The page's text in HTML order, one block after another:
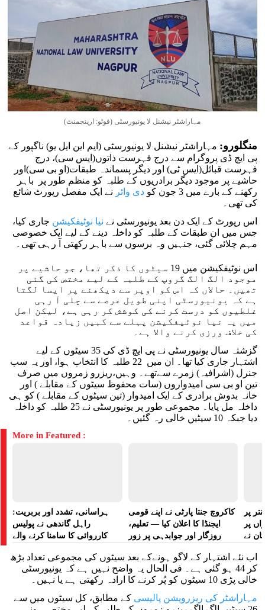
مہاراشٹر نیشنل لا یونیورسٹی (فوٹو: ارینجمنٹ)
منگلورو: مہاراشٹر نیشنل لا یونیورسٹی (ایم این ایل یو) ناگپور کے
پی ایچ ڈی پروگرام سے درج فہرست ذاتوں(ایس سی)، درج
فہرست قبائل(ایس ٹی) اور دیگر پسماندہ طبقات(او بی سی)اور
حاشیے پر موجود دیگر برادریوں کے طلبہ کو منظم طور پر باہر
رکھنے کے بارے میں 3 جون کو
دی وائر نے ایک مفصل رپورٹ شائع
کی تھی۔
اس رپورٹ کے ایک دن بعد یونیورسٹی نے نیا نوٹیفکیشن جاری کیا،
جس میں ان طبقات کے طلبہ کو داخلہ دینے کے لیے ایک خصوصی
مہم چلائی گئی، جنہیں وہ برسوں سے باہر رکھتی آ رہی تھی۔
اس نوٹیفکیشن میں 19 سیٹوں کا ذکر تھا، جو حاشیے پر
موجود الگ الگ گروپ کے طلبہ کے لیے مختص کی گئی
تھیں۔ حالاں کہ اس کو اوپر سے دیکھنے پر ایسا لگتا
ہے کہ یونیورسٹی اپنی طویل عرصے سے چلی آ رہی
غلطیوں کو درست کرنے کی کوشش کر رہی ہے، لیکن اصل
میں یہ نیا نوٹیفکیشن پہلے سے کہیں زیادہ قواعد
کی خلاف ورزی کرنے والا ہے۔
گزشتہ سال یونیورسٹی نے پی ایچ ڈی کی 35 سیٹوں کے لیے
اشتہار جاری کیا تھا۔ ان میں 22 طلبہ کا انتخاب ہوا، اور یہ سب
جنرل (اشرافیہ) زمرے سےتھے۔ وہیں،ریزرو زمروں میں صرف
تین او بی سی امیدواروں (سات محفوظ سیٹوں کے مقابلے ) اور
خانہ بدوش برادری کے ایک امیدوار (تین سیٹوں کے مقابلے ) کو ہی
داخلہ مل پایا۔ مجموعی طور پر یونیورسٹی نے 25 طلبہ کو داخلہ
دیا جبکہ 10 سیٹیں خالی رہ گئیں۔
More in Featured :
ہراسانی، تشدد اور بربریت:
راہل گاندھی نے پولیس
کارروائی کا سامنا کرنے والے
کاکروچ جنتا پارٹی نے اپنے قومی
ایجنڈا کا اعلان کیا — تعلیم،
روزگار اور جوابدہی پر زور
پر
پر
نے
اب نئے اشتہار کے لاگو ہونےکے بعد سیٹوں کی مجموعی تعداد بڑھ
کر 44 ہو گئی ہے۔ فی الحال یہ واضح نہیں ہے کہ یونیورسٹی
خالی پڑی 10 سیٹوں کو پُر کرنے کا ارادہ رکھتی ہے یا نہیں۔
مہاراشٹر کی ریزرویشن پالیسی کے مطابق، کل سیٹوں میں سے